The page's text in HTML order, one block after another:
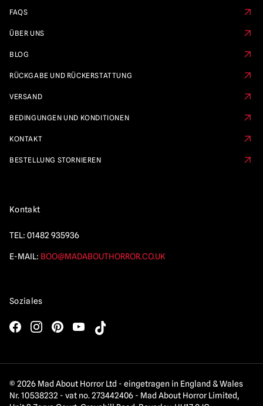
FAQS
ÜBER UNS
BLOG
RÜCKGABE UND RÜCKERSTATTUNG
VERSAND
BEDINGUNGEN UND KONDITIONEN
KONTAKT
BESTELLUNG STORNIEREN
Kontakt
TEL: 01482 935936
E-MAIL: BOO@MADABOUTHORROR.CO.UK
Soziales
© 2026 Mad About Horror Ltd - eingetragen in England & Wales
Nr. 10538232 - vat no. 273442406 - Mad About Horror Limited,